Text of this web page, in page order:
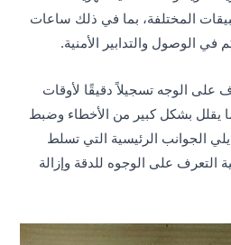
المختلفة، بما في ذلك ساعات
الوصول والتدابير الأمنية.
على الوجه تسجيلاً دقيقًا لأوقات
يقلل بشكل كبير من الأخطاء وضبط
الجوانب الرئيسية التي تسلط
التعرف على الوجوه للدقة وإزالة